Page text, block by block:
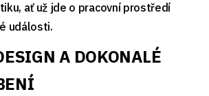
ať už jde o pracovní prostředí
události.
A DOKONALÉ